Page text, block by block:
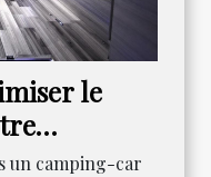
le
un camping-car